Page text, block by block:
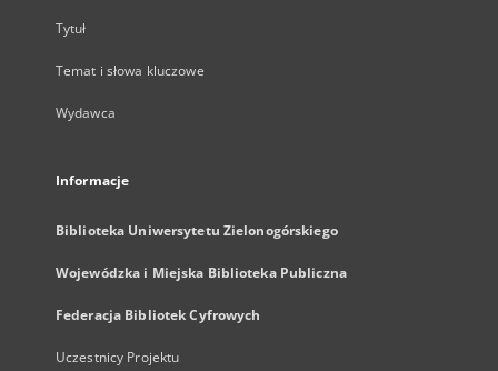
Tytuł
Temat i słowa kluczowe
Wydawca
Informacje
Biblioteka Uniwersytetu Zielonogórskiego
Wojewódzka i Miejska Biblioteka Publiczna
Federacja Bibliotek Cyfrowych
Uczestnicy Projektu